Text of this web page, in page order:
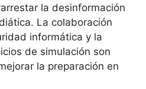
la desinformación
La colaboración
informática y la
de simulación son
la preparación en